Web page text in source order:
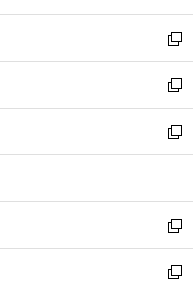
開
く
ウ
で
開
く
ウ
ィ
ン
ド
ウ
で
開
し
い
ウ
ィ
ン
ド
ウ
開
く
新
し
い
ウ
ィ
ン
ウ
で
開
く
新
し
い
ウ
ン
ド
ウ
で
新
し
ウ
ィ
ン
ド
新
し
い
新